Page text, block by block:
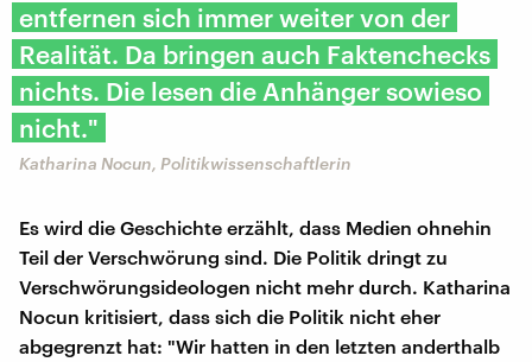
entfernen sich immer weiter von der
Realität. Da bringen auch Faktenchecks
nichts. Die lesen die Anhänger sowieso
nicht."
Katharina Nocun, Politikwissenschaftlerin
Es wird die Geschichte erzählt, dass Medien ohnehin
Teil der Verschwörung sind. Die Politik dringt zu
Verschwörungsideologen nicht mehr durch. Katharina
Nocun kritisiert, dass sich die Politik nicht eher
abgegrenzt hat: "Wir hatten in den letzten anderthalb